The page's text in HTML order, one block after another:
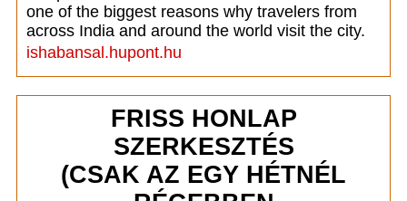
one of the biggest reasons why travelers from
across India and around the world visit the city.
ishabansal.hupont.hu
FRISS HONLAP
SZERKESZTÉS
(CSAK AZ EGY HÉTNÉL